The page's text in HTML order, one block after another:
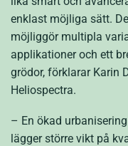
enklast möjliga sätt.
möjliggör multipla
applikationer och ett
grödor, förklarar Karin
Heliospectra.
– En ökad
lägger större vikt på